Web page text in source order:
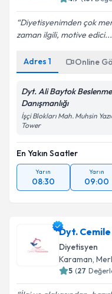
(
Diyetisyenimden çok
zaman ilgili, motive edici...
Adres 1 Online
Dyt. Ali Baytok
Danışmanlığı
İşçi Blokları Mah. Muhsin
En Yakın Saatler
Yarın
08:30
Yarın
09:00
Dyt.
Diyetisyen
Karaman,
(